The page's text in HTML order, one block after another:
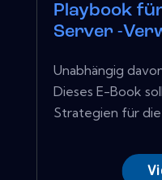
Playbook
Server -
Unabhängig
Dieses E-Book
Strategien für die